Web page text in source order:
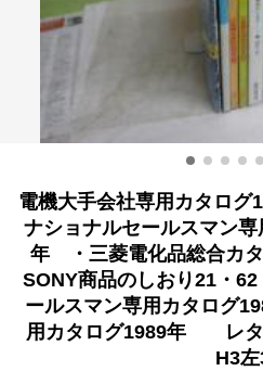
電機大手会社専用カタロ
ナショナルセールスマン
年 ・三菱電化品総合カ
SONY商品のしおり21・
ールスマン専用カタログ
用カタログ1989年 レタ
H3